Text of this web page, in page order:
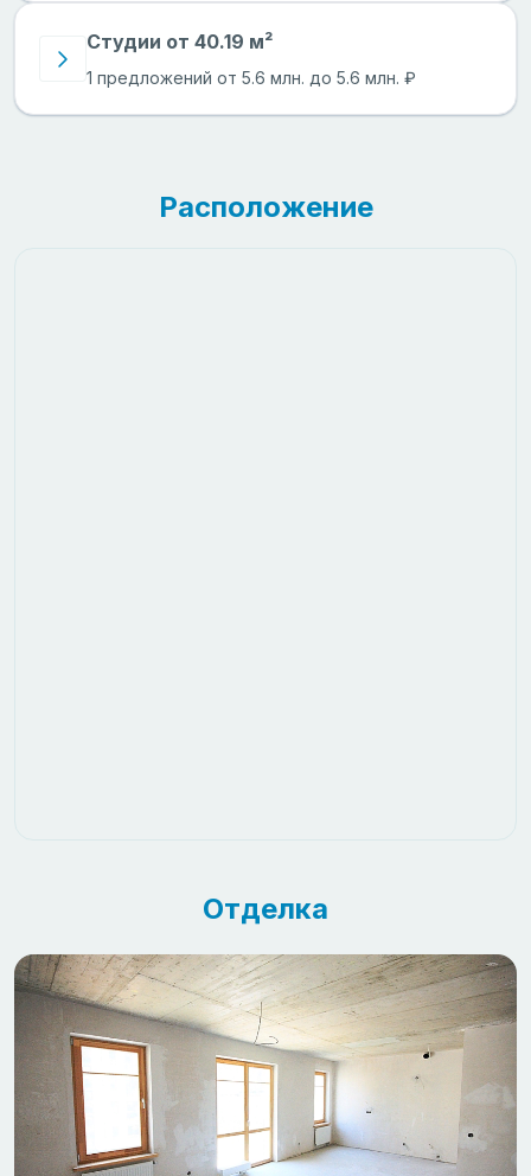
Студии от 40.19 м²
1 предложений от 5.6 млн. до 5.6 млн. ₽
Расположение
Отделка